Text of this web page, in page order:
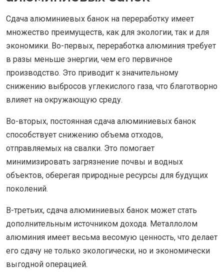
Сдача алюминиевых банок на переработку имеет
множество преимуществ, как для экологии, так и для
экономики. Во-первых, переработка алюминия требует
в разы меньше энергии, чем его первичное
производство. Это приводит к значительному
снижению выбросов углекислого газа, что благотворно
влияет на окружающую среду.
Во-вторых, постоянная сдача алюминиевых банок
способствует снижению объема отходов,
отправляемых на свалки. Это помогает
минимизировать загрязнение почвы и водных
объектов, оберегая природные ресурсы для будущих
поколений.
В-третьих, сдача алюминиевых банок может стать
дополнительным источником дохода. Металлолом
алюминия имеет весьма весомую ценность, что делает
его сдачу не только экологически, но и экономически
выгодной операцией.